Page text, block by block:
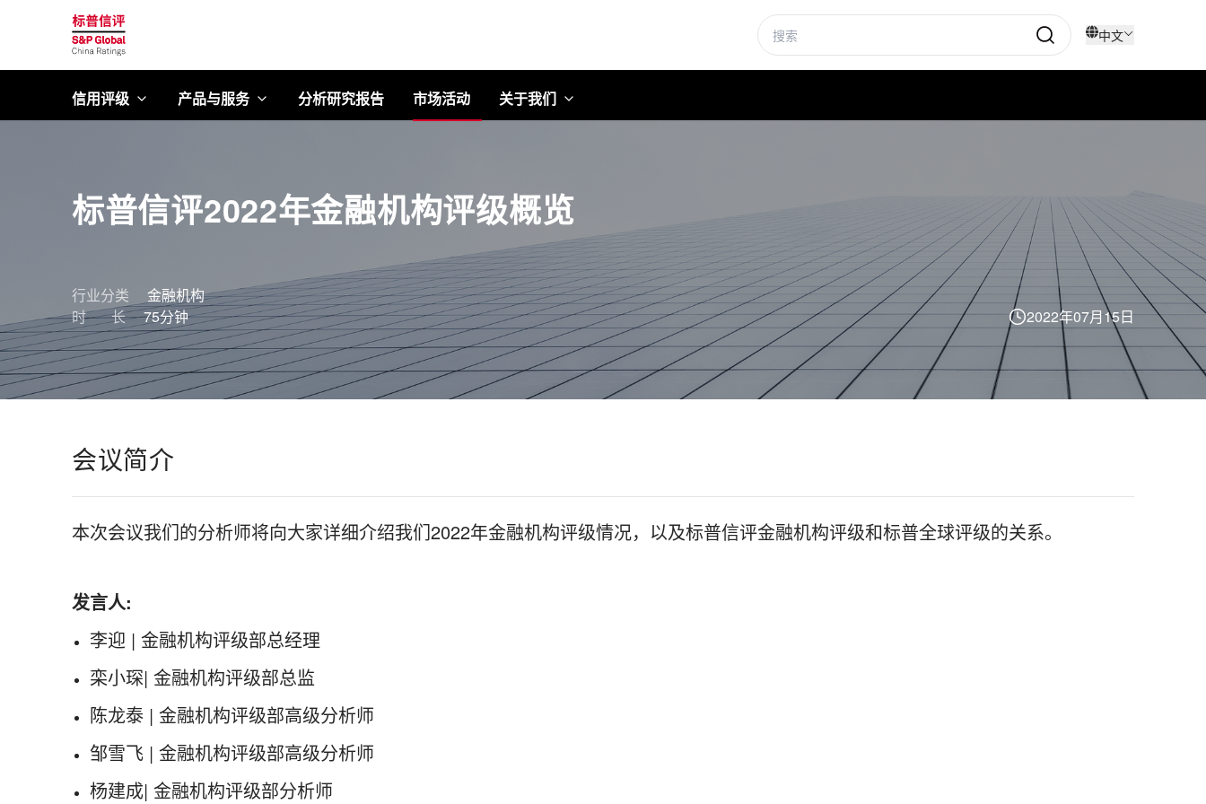
标普信评
中文
信用评级 产品与服务 分析研究报告 市场活动 关于我们
标普信评2022年金融机构评级概览
行业分类
金融机构
时 长
75分钟 2022年07月15日
会议简介
本次会议我们的分析师将向大家详细介绍我们2022年金融机构评级情况，以及标普信评金融机构评级和标普全球评级的关系。
发言人:
李迎 | 金融机构评级部总经理
栾小琛| 金融机构评级部总监
陈龙泰 | 金融机构评级部高级分析师
邹雪飞 | 金融机构评级部高级分析师
杨建成| 金融机构评级部分析师